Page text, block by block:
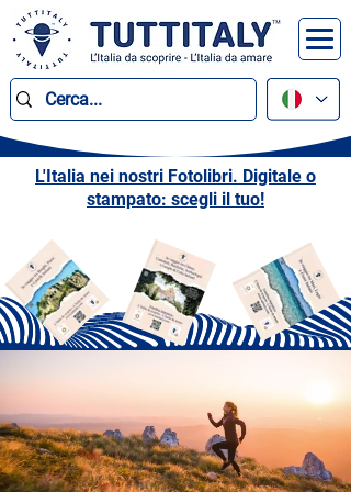
L'Italia nei nostri Fotolibri. Digitale o
stampato: scegli il tuo!